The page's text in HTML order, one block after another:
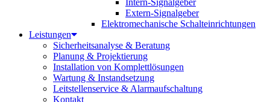
Intern-Signalgeber
Extern-Signalgeber
Elektromechanische Schalteinrichtungen
Leistungen
Sicherheitsanalyse & Beratung
Planung & Projektierung​
Installation von Komplettlösungen
Wartung & Instandsetzung
Leitstellenservice & Alarmaufschaltung
Kontakt